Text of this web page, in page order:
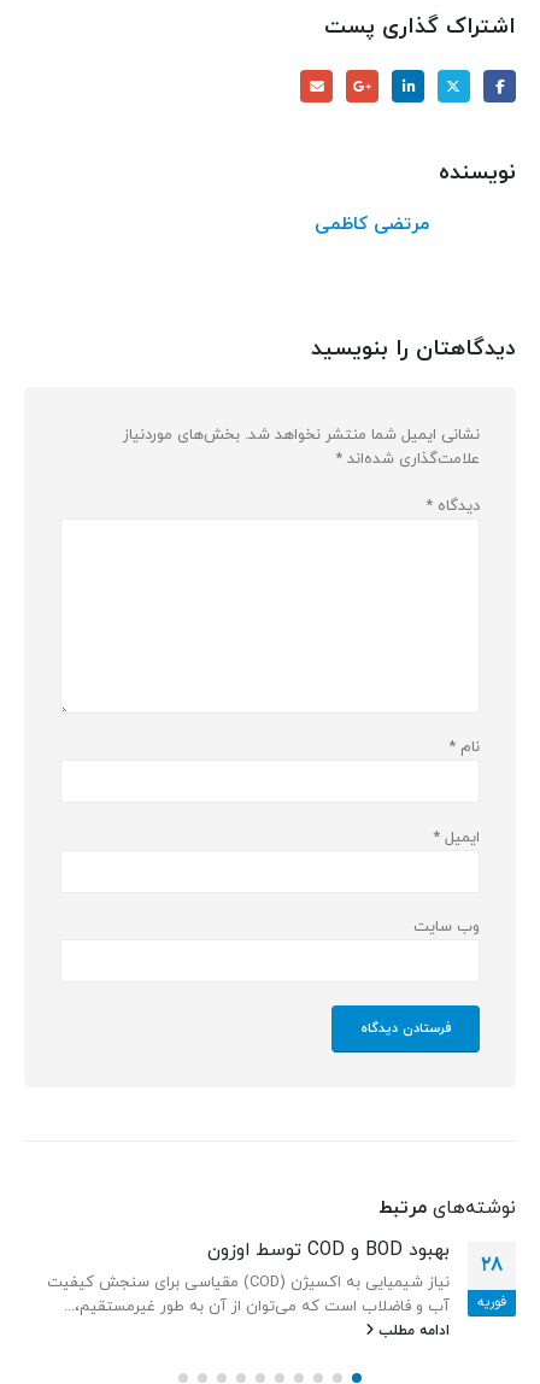
اشتراک گذاری پست
نویسنده
مرتضی کاظمی
دیدگاهتان را بنویسید
نشانی ایمیل شما منتشر نخواهد شد. بخش‌های موردنیاز
علامت‌گذاری شده‌اند *
دیدگاه *
نام *
ایمیل *
وب‌ سایت
نوشته‌های مرتبط
22
آوریل
استفاده از اوزون جهت فرآوری و ضدعفونی گوشت
ضدعفونی گوشت با اوزون و شستشوی تجهیزات و محیط کارخانه
با ازن یک راهکار عالی در صنعت فرآوری گوشت و...
ادامه مطلب